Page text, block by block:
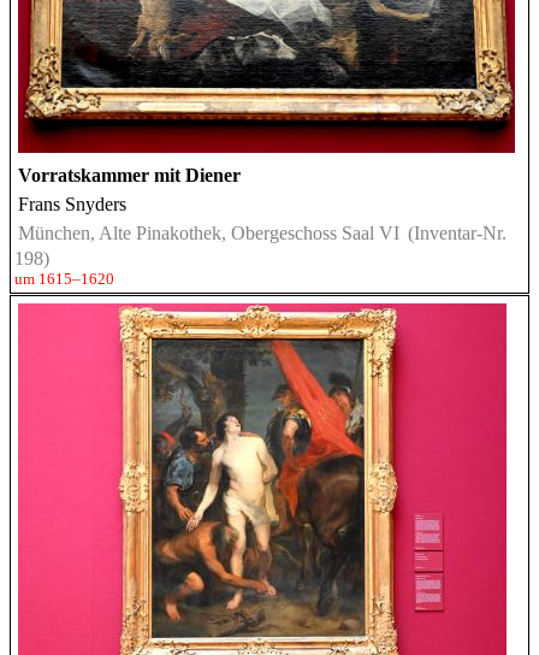
Vorratskammer mit Diener
Frans Snyders
München, Alte Pinakothek, Obergeschoss Saal VI (Inventar-Nr.
198)
um 1615–1620